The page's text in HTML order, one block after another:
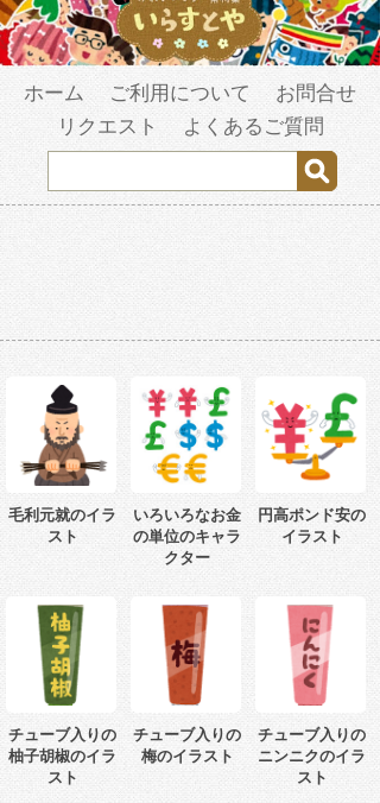
ホーム ご利用について
お問合せ
リクエスト
よくあるご質問
毛利元就のイラ
スト
いろいろなお金
の単位のキャラ
クター
円高ポンド安の
イラスト
チューブ入りの
柚子胡椒のイラ
スト
チューブ入りの
梅のイラスト
チューブ入りの
ニンニクのイラ
スト